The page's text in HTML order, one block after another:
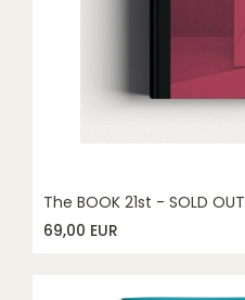
The BOOK 21st - SOLD OUT
69,00 EUR